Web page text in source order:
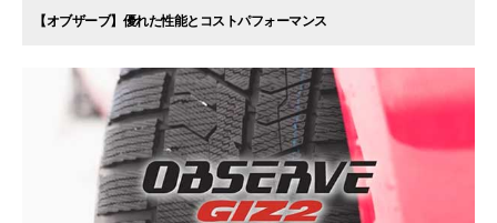
【オブザーブ】優れた性能とコストパフォーマンス